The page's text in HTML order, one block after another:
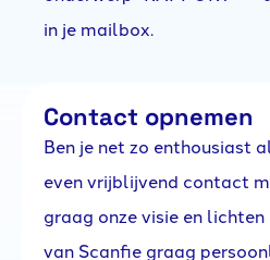
in je mailbox.
Contact opnemen
Ben je net zo enthousiast
even vrijblijvend contact
graag onze visie en
van Scanfie graag